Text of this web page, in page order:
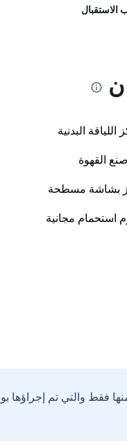
الاستقبال
اللياقة البدنية
القهوة
بشاشة مسطحة
استحمام مجانية
فقط والتي تم